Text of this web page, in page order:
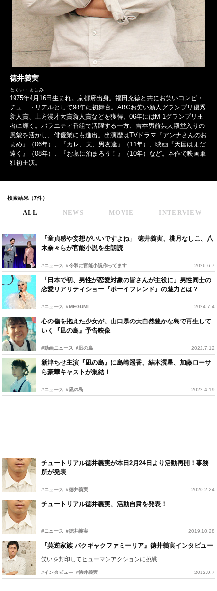
徳井義実
とくい・よしみ
1975年4月16日生まれ。京都府出身。福田充徳と共にお笑いコンビ・
チュートリアルとして98年に初舞台。ABCお笑い新人グランプリ優秀
新人賞、上方漫才大賞新人賞などを獲得。06年にはM-1グランプリ王
者に輝く。バラエティ番組で活躍する一方、吉本男前芸人殿堂入りの
風貌を活かし、俳優業にも進出。出演歴はTVドラマ『アンナさんのお
まめ』（06年）、『カレ、夫、男友達』（11年）、映画『天国はまだ
遠く』（08年）、『お墓に泊まろう！』（10年）など。本作で映画単
独初主演。
検索結果（7件）
ALL NEWS MOVIE INTERVIEW
「童貞感や妄想がいいですよね」 徳井義実、桃月なしこ、八
木奈々らが官能小説を生朗読
#ニュース #令和に官能小説作ってます 2026.6.7
「日本で初、男性が恋愛対象の皆さんが主役に」男性同士の
恋愛リアリティショー『ボーイフレンド』の魅力とは？
#ニュース #MEGUMI 2024.7.4
心の傷を抱えた少女が、山口県の大自然豊かな島で再生して
いく『凪の島』予告映像
#動画ニュース #凪の島 2022.7.12
新津ちせ主演『凪の島』に島崎遥香、結木滉星、加藤ローサ
ら豪華キャストが集結！
#ニュース #凪の島 2022.4.19
チュートリアル徳井義実が本日2月24日より活動再開！事務
所が発表
#ニュース #徳井義実 2020.2.24
チュートリアル徳井義実、活動自粛を発表！
#ニュース #徳井義実 2019.10.28
『莫逆家族 バクギャクファミーリア』徳井義実インタビュー
笑いを封印してヒューマンアクションに挑戦
#インタビュー #徳井義実 2012.9.7